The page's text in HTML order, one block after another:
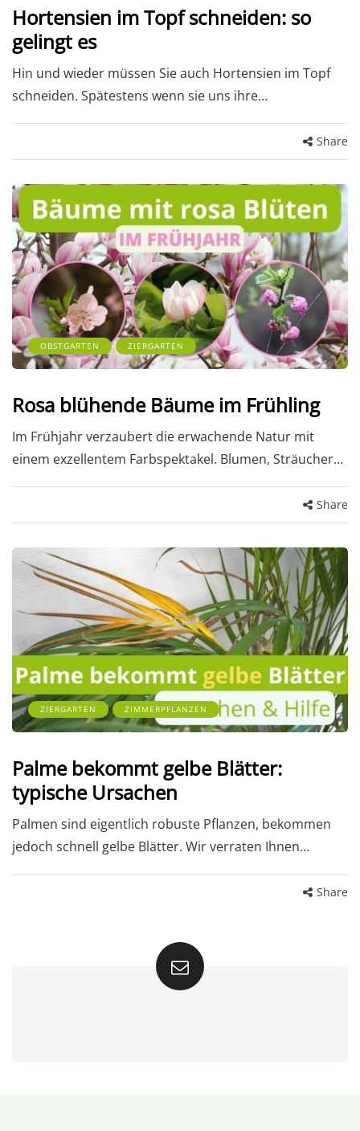
Hortensien im Topf schneiden: so
gelingt es
Hin und wieder müssen Sie auch Hortensien im Topf
schneiden. Spätestens wenn sie uns ihre…
Share
OBSTGARTEN ZIERGARTEN
Rosa blühende Bäume im Frühling
Im Frühjahr verzaubert die erwachende Natur mit
einem exzellentem Farbspektakel. Blumen, Sträucher…
Share
ZIERGARTEN ZIMMERPFLANZEN
Palme bekommt gelbe Blätter:
typische Ursachen
Palmen sind eigentlich robuste Pflanzen, bekommen
jedoch schnell gelbe Blätter. Wir verraten Ihnen…
Share